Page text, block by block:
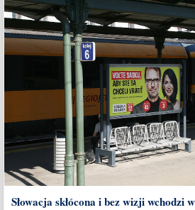
Słowacja skłócona i bez wizji wchodzi